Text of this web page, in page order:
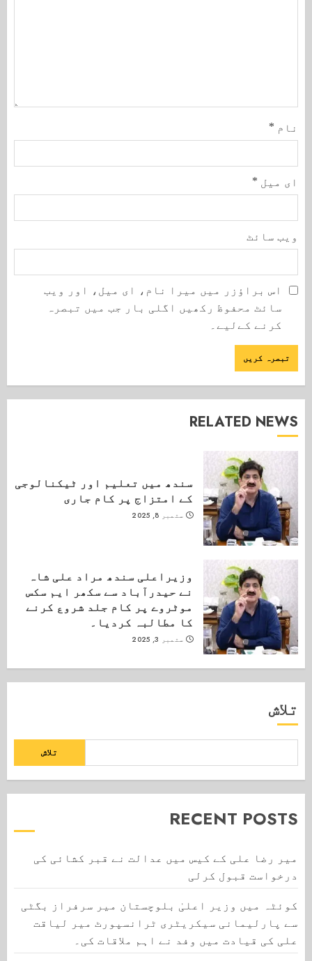
نام *
ای میل *
ویب‌ سائٹ
اس براؤزر میں میرا نام، ای میل، اور ویب
سائٹ محفوظ رکھیں اگلی بار جب میں تبصرہ
کرنے کےلیے۔
RELATED NEWS
سندھ میں تعلیم اور ٹیکنالوجی
کے امتزاج پر کام جاری
ستمبر 8, 2025
وزیراعلی سندھ مراد علی شاہ
نے حیدرآباد سے سکھر ایم سکس
موٹروے پر کام جلد شروع کرنے
کا مطالبہ کردیا۔
ستمبر 3, 2025
تلاش
تلاش
RECENT POSTS
میر رضا علی کے کیس میں عدالت نے قبر کشائی کی
درخواست قبول کرلی
کوئٹہ میں وزیر اعلیٰ بلوچستان میر سرفراز بگٹی
سے پارلیمانی سیکریٹری ٹرانسپورٹ میر لیاقت
علی کی قیادت میں وفد نے اہم ملاقات کی۔